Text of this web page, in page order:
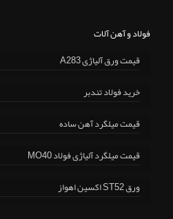
فولاد و آهن آلات
قیمت ورق آلیاژی A283
خرید فولاد تندبر
قیمت میلگرد آهن ساده
قیمت میلگرد آلیاژی فولاد MO40
ورق ST52 اکسین اهواز